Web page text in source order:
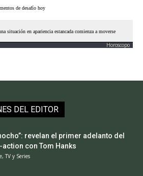
Horoscopo
DEL EDITOR
revelan el primer adelanto del
action con Tom Hanks
TV y Series